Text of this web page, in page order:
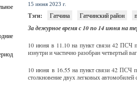
15 июня 2023 г.
Тэги: Гатчина Гатчинский район
За дежурное время с 10 по 14 июня на
10 июня в 11.10 на пункт связи 42 ПСЧ
изнутри и частично разобран четвертый
10 июня в 16.55 на пункт связи 42 ПСЧ
столкновение двух легковых